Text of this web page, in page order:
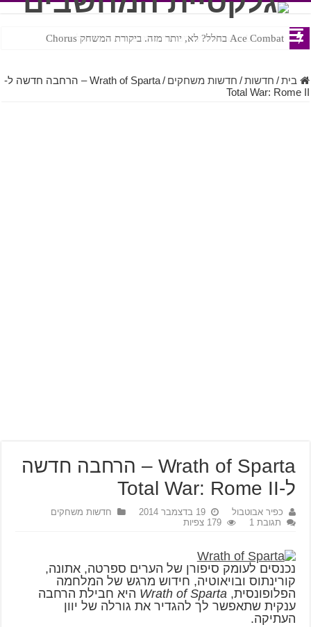
Ace Combat בחלל? לא, יותר מזה. ביקורת המשחק Chorus
Steven Universe והשירים שתורגמו בצורה נוראית לעברית
בית / חדשות / חדשות משחקים /
Wrath of Sparta – הרחבה חדשה ל-
Total War: Rome II
Wrath of Sparta – הרחבה חדשה
ל-Total War: Rome II
כפיר אבוטבול 19 בדצמבר 2014
חדשות משחקים
תגובת 1
179 צפיות
נכנסים לעומק סיפורן של הערים ספרטה, אתונה,
קורינתוס ובויאוטיה, חידוש מרגש של המלחמה
הפלופונסית, Wrath of Spartaהיא חבילת הרחבה
ענקית שתאפשר לך להגדיר את גורלה של יוון
העתיקה.